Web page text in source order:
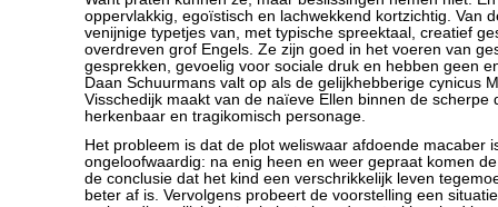
oppervlakkig, egoïstisch en lachwekkend kortzichtig. Van
venijnige typetjes van, met typische spreektaal, creatief
overdreven grof Engels. Ze zijn goed in het voeren van
gesprekken, gevoelig voor sociale druk en hebben geen
Daan Schuurmans valt op als de gelijkhebberige cynicus
Visschedijk maakt van de naïeve Ellen binnen de scherpe
herkenbaar en tragikomisch personage.
Het probleem is dat de plot weliswaar afdoende macaber
ongeloofwaardig: na enig heen en weer gepraat komen
de conclusie dat het kind een verschrikkelijk leven
beter af is. Vervolgens probeert de voorstelling een